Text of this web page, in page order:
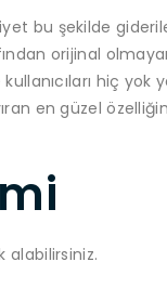
bu şekilde
orijinal
hiç
en güzel
alabilirsiniz.